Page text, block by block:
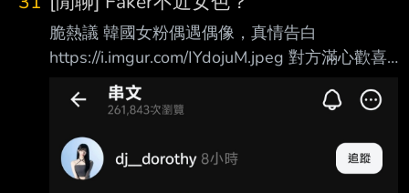
脆熱議 韓國女粉偶遇偶像，真情告白
https://i.imgur.com/IYdojuM.jpeg 對方滿心歡喜
的比了愛心 結果Faker只擺出招牌一號姿勢
https://i.imgur.com/gL33LwR.jpeg
https://i.imgur.com/88lrzLp.jpeg 之前某coser和
Faker合照也是類似場景
https://i.imgur.com/ErNQOSK.jpeg 連G搜都有